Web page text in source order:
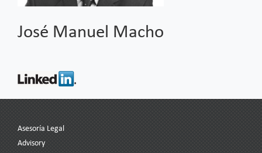
José Manuel Macho
Asesoría Legal
Advisory